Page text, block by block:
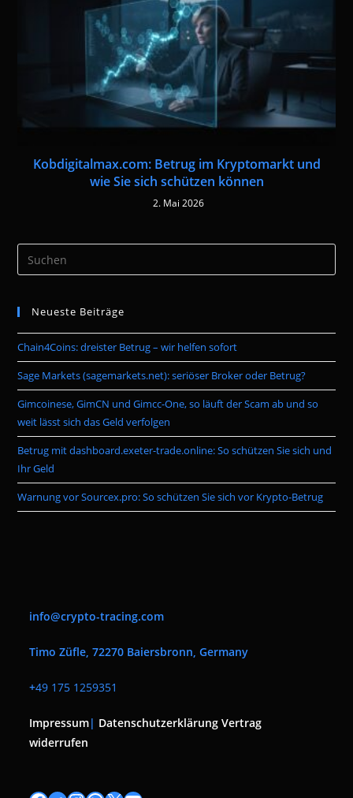
Kobdigitalmax.com: Betrug im Kryptomarkt und
wie Sie sich schützen können
2. Mai 2026
the
Neueste Beiträge
Chain4Coins: dreister Betrug – wir helfen sofort
Sage Markets (sagemarkets.net): seriöser Broker oder Betrug?
Gimcoinese, GimCN und Gimcc-One, so läuft der Scam ab und so
weit lässt sich das Geld verfolgen
Betrug mit dashboard.exeter-trade.online: So schützen Sie sich und
Ihr Geld
Warnung vor Sourcex.pro: So schützen Sie sich vor Krypto-Betrug
info@crypto-tracing.com
Timo Züfle, 72270 Baiersbronn, Germany
+49 175 1259351
Impressum| Datenschutzerklärung Vertrag
widerrufen